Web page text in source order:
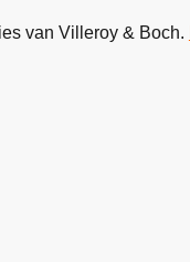
van Villeroy & Boch.